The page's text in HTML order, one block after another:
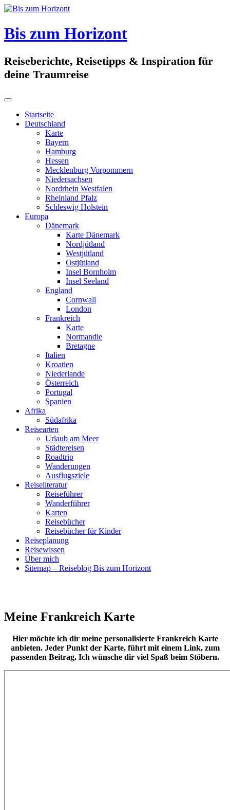
Skip
content
Bis zum Horizont
Reiseberichte, Reisetipps & Inspiration für
deine Traumreise
Startseite
Deutschland
Karte
Bayern
Hamburg
Hessen
Mecklenburg Vorpommern
Niedersachsen
Nordrhein Westfalen
Rheinland Pfalz
Schleswig Holstein
Europa
Dänemark
Karte Dänemark
Nordjütland
Westjütland
Ostjütland
Insel Bornholm
Insel Seeland
England
Cornwall
London
Frankreich
Karte
Normandie
Bretagne
Italien
Kroatien
Niederlande
Österreich
Portugal
Spanien
Afrika
Südafrika
Reisearten
Urlaub am Meer
Städtereisen
Roadtrip
Wanderungen
Ausflugsziele
Reiseliteratur
Reiseführer
Wanderführer
Karten
Reisebücher
Reisebücher für Kinder
Reiseplanung
Reisewissen
Über mich
Sitemap – Reiseblog Bis zum Horizont
Meine Frankreich Karte
Hier möchte ich dir meine personalisierte Frankreich Karte
anbieten. Jeder Punkt der Karte, führt mit einem Link, zum
passenden Beitrag. Ich wünsche dir viel Spaß beim Stöbern.